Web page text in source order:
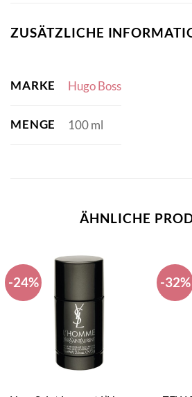
ZUSÄTZLICHE
MARKE Hugo Boss
MENGE 100 ml
ÄHNLICHE
-24% -32%